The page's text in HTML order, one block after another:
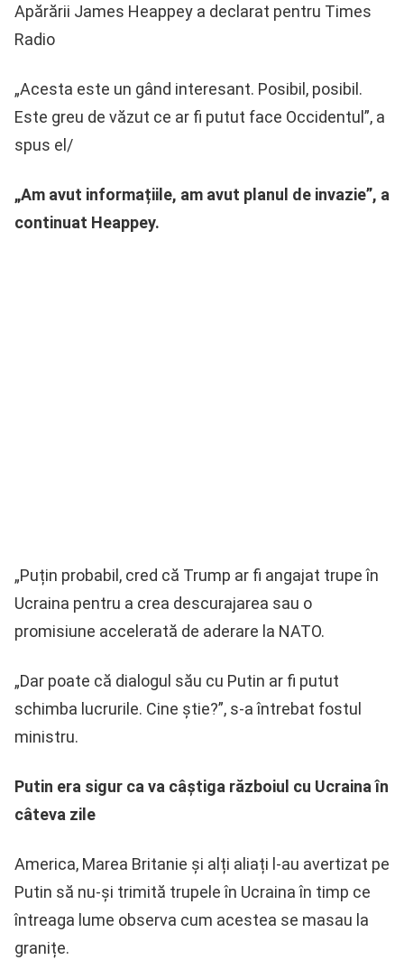
Apărării James Heappey a declarat pentru Times
Radio
„Acesta este un gând interesant. Posibil, posibil.
Este greu de văzut ce ar fi putut face Occidentul”, a
spus el/
„Am avut informațiile, am avut planul de invazie”, a
continuat Heappey.
„Puțin probabil, cred că Trump ar fi angajat trupe în
Ucraina pentru a crea descurajarea sau o
promisiune accelerată de aderare la NATO.
„Dar poate că dialogul său cu Putin ar fi putut
schimba lucrurile. Cine știe?”, s-a întrebat fostul
ministru.
Putin era sigur ca va câștiga războiul cu Ucraina în
câteva zile
America, Marea Britanie și alți aliați l-au avertizat pe
Putin să nu-și trimită trupele în Ucraina în timp ce
întreaga lume observa cum acestea se masau la
granițe.